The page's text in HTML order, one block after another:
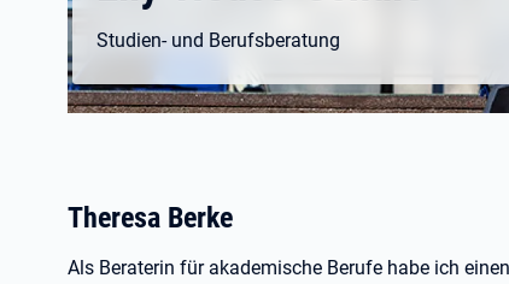
Studien- und Berufsberatung
Theresa Berke
Als Beraterin für akademische Berufe habe ich